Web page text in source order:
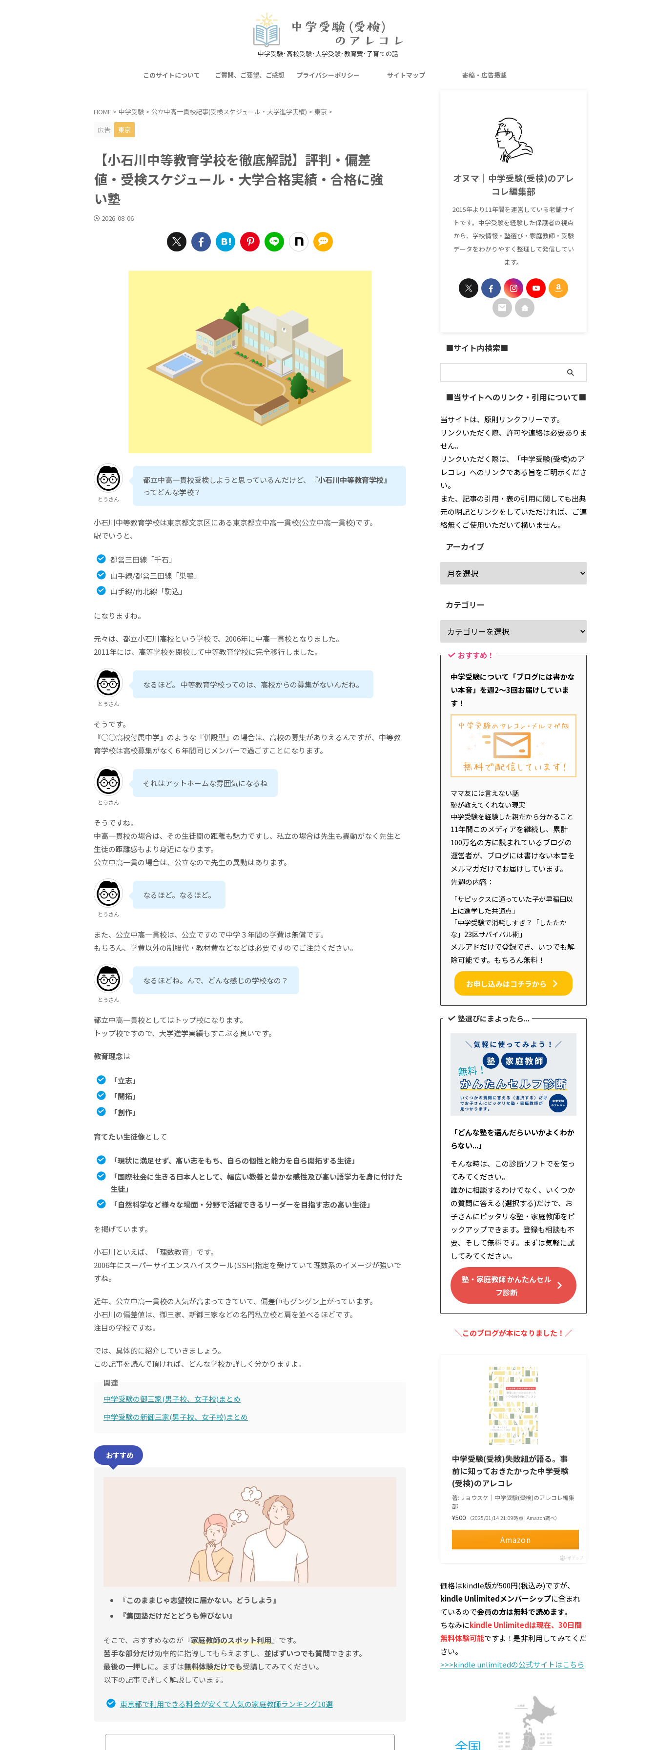
中学受験･高校受験･大学受験･教育費･子育ての話
このサイトについて ご質問、ご要望、ご感想 プライバシーポリシー サイトマップ 寄稿・広告掲載
HOME > 中学受験 > 公立中高一貫校記事(受検スケジュール・大学進学実績) > 東京 >
広告
東京
【小石川中等教育学校を徹底解説】評判・偏差
値・受検スケジュール・大学合格実績・合格に強
い塾
2026-08-06
とうさん
都立中高一貫校受検しようと思っているんだけど、
『小石川中等教育学校』
ってどんな学校？
小石川中等教育学校は東京都文京区にある東京都立中高一貫校(公立中高一貫校)です。
駅でいうと、
都営三田線「千石」
山手線/都営三田線「巣鴨」
山手線/南北線「駒込」
になりますね。
元々は、都立小石川高校という学校で、2006年に中高一貫校となりました。
2011年には、高等学校を閉校して中等教育学校に完全移行しました。
とうさん
なるほど。 中等教育学校ってのは、高校からの募集がないんだね。
そうです。
『○○高校付属中学』のような『併設型』の場合は、高校の募集がありえるんですが、中等教
育学校は高校募集がなく６年間同じメンバーで過ごすことになります。
とうさん
それはアットホームな雰囲気になるね
そうですね。
中高一貫校の場合は、その生徒間の距離も魅力ですし、私立の場合は先生も異動がなく先生と
生徒の距離感もより身近になります。
公立中高一貫の場合は、公立なので先生の異動はあります。
とうさん
なるほど。なるほど。
また、公立中高一貫校は、公立ですので中学３年間の学費は無償です。
もちろん、学費以外の制服代・教材費などなどは必要ですのでご注意ください。
とうさん
なるほどね。んで、どんな感じの学校なの？
都立中高一貫校としてはトップ校になります。
トップ校ですので、大学進学実績もすこぶる良いです。
教育理念は
「立志」
「開拓」
「創作」
育てたい生徒像として
「現状に満足せず、高い志をもち、自らの個性と能力を自ら開拓する生徒」
「国際社会に生きる日本人として、幅広い教養と豊かな感性及び高い語学力を身に付けた
生徒」
「自然科学など様々な場面・分野で活躍できるリーダーを目指す志の高い生徒」
を掲げています。
小石川といえば、「理数教育」です。
2006年にスーパーサイエンスハイスクール(SSH)指定を受けていて理数系のイメージが強いで
すね。
近年、公立中高一貫校の人気が高まってきていて、偏差値もグングン上がっています。
小石川の偏差値は、御三家、新御三家などの名門私立校と肩を並べるほどです。
注目の学校ですね。
では、具体的に紹介していきましょう。
この記事を読んで頂ければ、どんな学校か詳しく分かりますよ。
関連
中学受験の御三家(男子校、女子校)まとめ
中学受験の新御三家(男子校、女子校)まとめ
おすすめ
『このままじゃ志望校に届かない。どうしよう』
『集団塾だけだとどうも伸びない』
そこで、おすすめなのが『家庭教師のスポット利用』です。
苦手な部分だけ効率的に指導してもらえますし、 並ばずいつでも質問できます。
最後の一押しに。まずは無料体験だけでも受講してみてください。
以下の記事で詳しく解説しています。
東京都で利用できる料金が安くて人気の家庭教師ランキング10選
オヌマ｜中学受験(受検)のアレ
コレ編集部
2015年より11年間を運営している老舗サイ
トです。中学受験を経験した保護者の視点
から、学校情報・塾選び・家庭教師・受験
データをわかりやすく整理して発信してい
ます。
■サイト内検索■
■当サイトへのリンク・引用について■
当サイトは、原則リンクフリーです。
リンクいただく際、許可や連絡は必要ありま
せん。
リンクいただく際は、「中学受験(受検)のア
レコレ」へのリンクである旨をご明示くださ
い。
また、記事の引用・表の引用に関しても出典
元の明記とリンクをしていただければ、ご連
絡無くご使用いただいて構いません。
アーカイブ
カテゴリー
おすすめ！
中学受験について「ブログには書かな
い本音」を週2～3回お届けしていま
す！
ママ友には言えない話
塾が教えてくれない現実
中学受験を経験した親だから分かること
11年間このメディアを継続し、累計
100万名の方に読まれているブログの
運営者が、ブログには書けない本音を
メルマガだけでお届けしています。
先週の内容：
「サピックスに通っていた子が早稲田以
上に進学した共通点」
「中学受験で消耗しすぎ？「したたか
な」23区サバイバル術」
メルアドだけで登録でき、いつでも解
除可能です。もちろん無料！
お申し込みはコチラから
塾選びにまよったら...
「どんな塾を選んだらいいかよくわか
らない...」
そんな時は、この診断ソフトでを使っ
てみてください。
誰かに相談するわけでなく、いくつか
の質問に答える(選択する)だけで、お
子さんにピッタリな塾・家庭教師をピ
ックアップできます。登録も相談も不
要、そして無料です。まずは気軽に試
してみてください。
塾・家庭教師 かんたんセル
フ診断
╲このブログが本になりました！／
中学受験(受検)失敗組が語る。事
前に知っておきたかった中学受験
(受検)のアレコレ
著:リョウスケ｜中学受験(受検)のアレコレ編集
部
¥500 （2025/01/14 21:09時点 | Amazon調べ）
Amazon
ポチップ
価格はkindle版が500円(税込み)ですが、
kindle Unlimitedメンバーシップに含まれ
ているので会員の方は無料で読めます。
ちなみにkindle Unlimitedは現在、30日間
無料体験可能ですよ！是非利用してみてくだ
さい。
>>>kindle unlimitedの公式サイトはこちら